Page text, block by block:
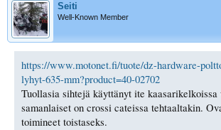
Seiti
Well-Known Member
https://www.motonet.fi/tuote/dz-hardware-
lyhyt-635-mm?product=40-02702
Tuollasia sihtejä käyttänyt ite kaasarikelkoissa
samanlaiset on crossi cateissa tehtaaltakin.
toimineet toistaseks.